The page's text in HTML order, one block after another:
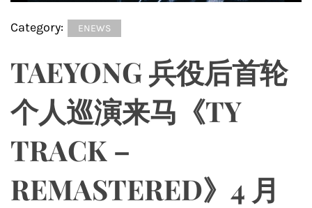
Category: ENEWS
TAEYONG 兵役后首轮
个人巡演来马《TY
TRACK –
REMASTERED》4 月